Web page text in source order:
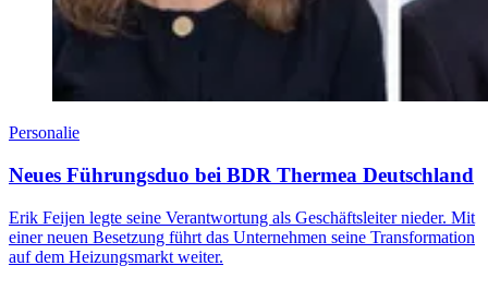
Personalie
Neues Führungsduo bei BDR Thermea Deutschland
Erik Feijen legte seine Verantwortung als Geschäftsleiter nieder. Mit
einer neuen Besetzung führt das Unternehmen seine Transformation
auf dem Heizungsmarkt weiter.